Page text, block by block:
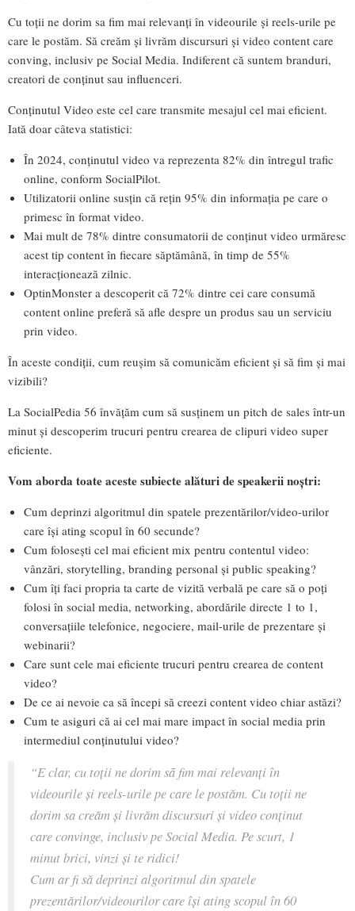
Cu toții ne dorim sa fim mai relevanți în videourile și reels-urile pe
care le postăm. Să creăm și livrăm discursuri și video content care
conving, inclusiv pe Social Media. Indiferent că suntem branduri,
creatori de conținut sau influenceri.
Conținutul Video este cel care transmite mesajul cel mai eficient.
Iată doar câteva statistici:
În 2024, conținutul video va reprezenta 82% din întregul trafic
online, conform SocialPilot.
Utilizatorii online susțin că rețin 95% din informația pe care o
primesc în format video.
Mai mult de 78% dintre consumatorii de conținut video urmăresc
acest tip content în fiecare săptămână, în timp de 55%
interacționează zilnic.
OptinMonster a descoperit că 72% dintre cei care consumă
content online preferă să afle despre un produs sau un serviciu
prin video.
În aceste condiții, cum reușim să comunicăm eficient și să fim și mai
vizibili?
La SocialPedia 56 învățăm cum să susținem un pitch de sales într-un
minut și descoperim trucuri pentru crearea de clipuri video super
eficiente.
Vom aborda toate aceste subiecte alături de speakerii noștri:
Cum deprinzi algoritmul din spatele prezentărilor/video-urilor
care îşi ating scopul în 60 secunde?
Cum folosești cel mai eficient mix pentru contentul video:
vânzări, storytelling, branding personal şi public speaking?
Cum îți faci propria ta carte de vizită verbală pe care să o poți
folosi în social media, networking, abordările directe 1 to 1,
conversaţiile telefonice, negociere, mail-urile de prezentare și
webinarii?
Care sunt cele mai eficiente trucuri pentru crearea de content
video?
De ce ai nevoie ca să începi să creezi content video chiar astăzi?
Cum te asiguri că ai cel mai mare impact în social media prin
intermediul conținutului video?
“E clar, cu toții ne dorim sã fim mai relevanți în
videourile și reels-urile pe care le postăm. Cu toții ne
dorim sa creăm și livrăm discursuri și video conținut
care convinge, inclusiv pe Social Media. Pe scurt, 1
minut brici, vinzi și te ridici!
Cum ar fi să deprinzi algoritmul din spatele
prezentărilor/videourilor care îşi ating scopul în 60